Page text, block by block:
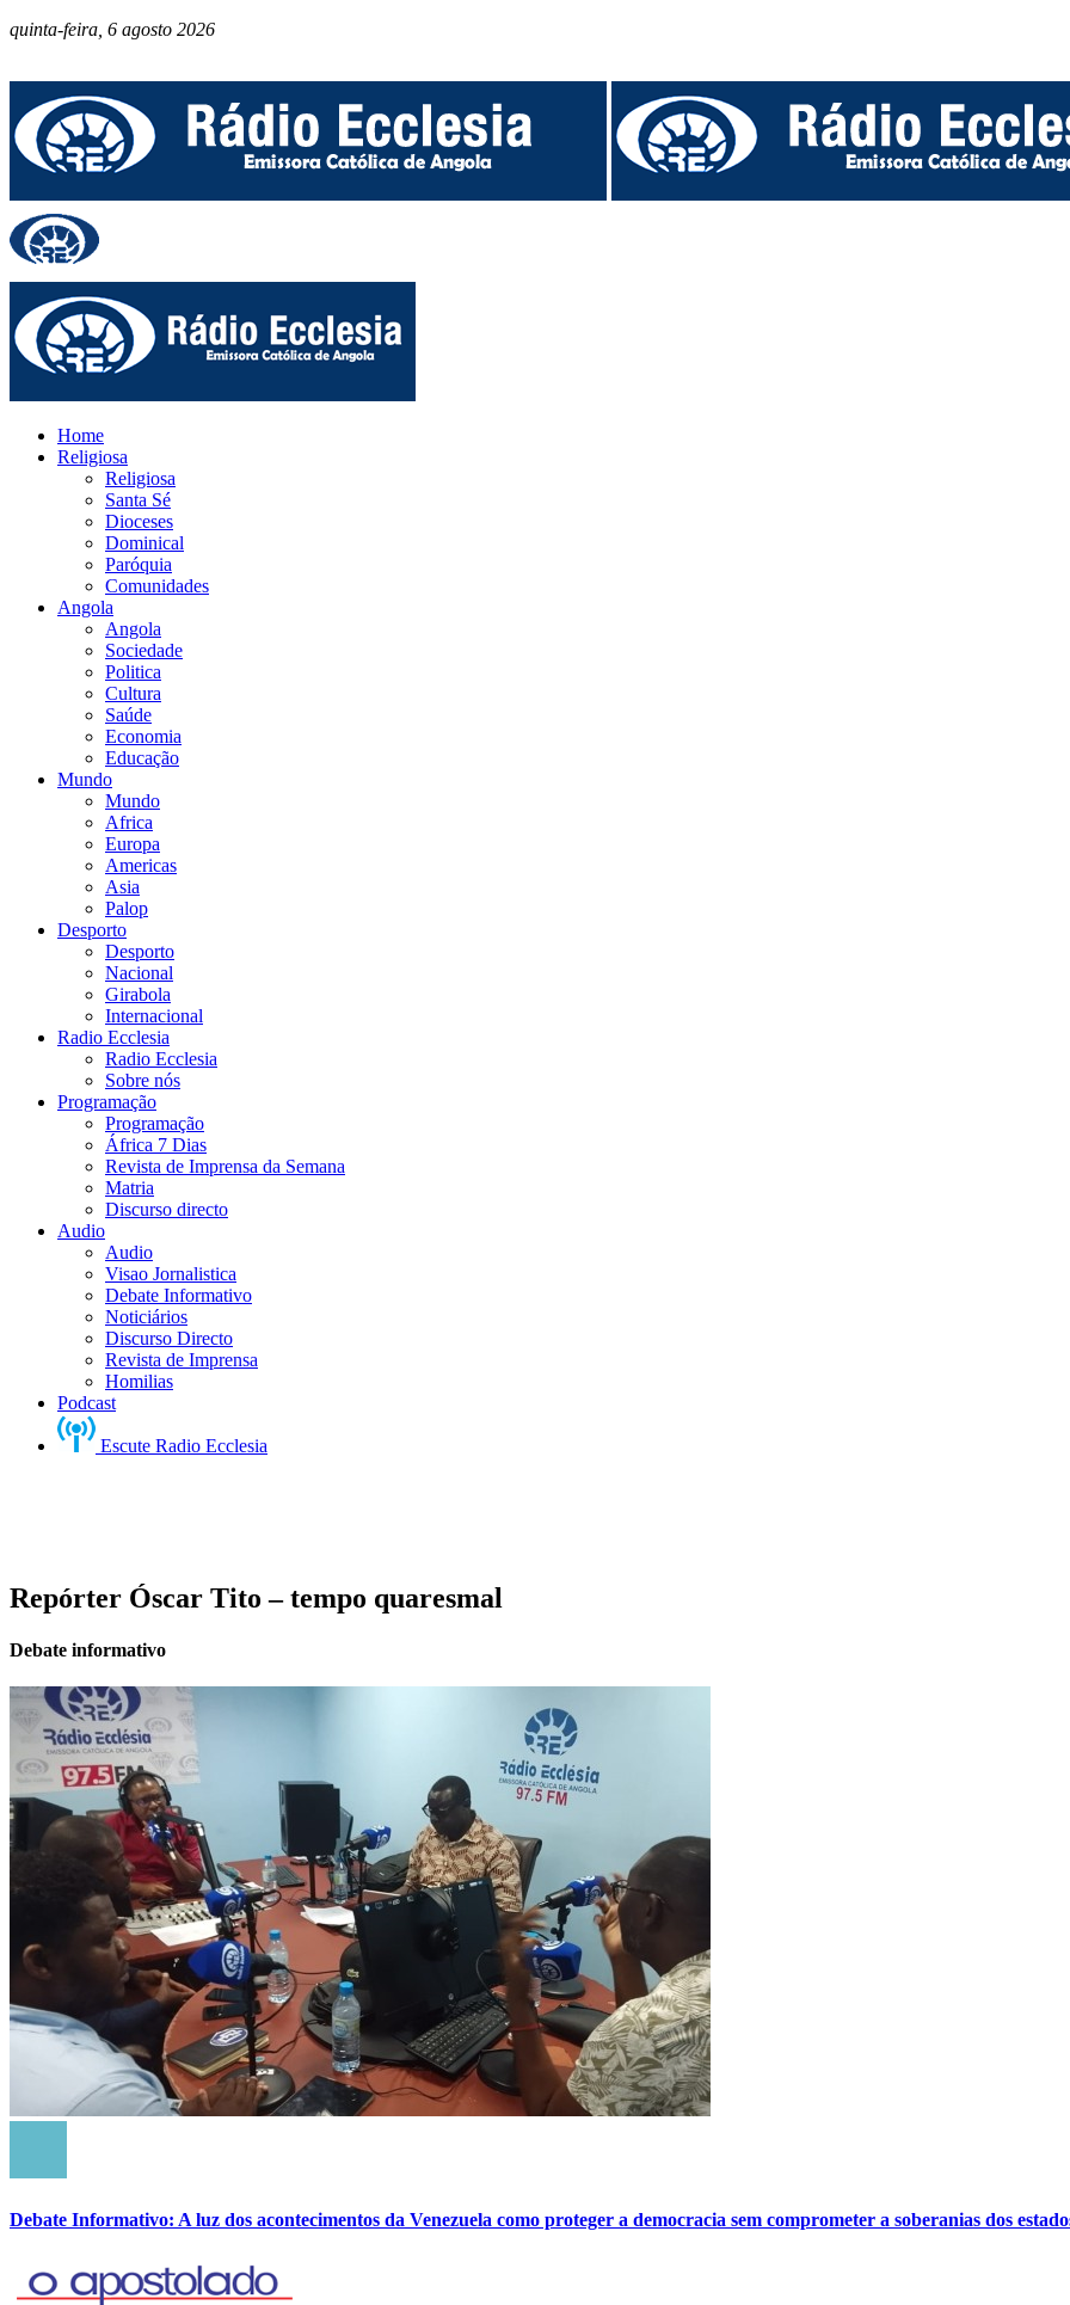
quinta-feira, 6 agosto 2026
Home
Religiosa
Religiosa
Santa Sé
Dioceses
Dominical
Paróquia
Comunidades
Angola
Angola
Sociedade
Politica
Cultura
Saúde
Economia
Educação
Mundo
Mundo
Africa
Europa
Americas
Asia
Palop
Desporto
Desporto
Nacional
Girabola
Internacional
Radio Ecclesia
Radio Ecclesia
Sobre nós
Programação
Programação
África 7 Dias
Revista de Imprensa da Semana
Matria
Discurso directo
Audio
Audio
Visao Jornalistica
Debate Informativo
Noticiários
Discurso Directo
Revista de Imprensa
Homilias
Podcast
Escute Radio Ecclesia
Repórter Óscar Tito – tempo quaresmal
Debate informativo
Debate Informativo: A luz dos acontecimentos da Venezuela como proteger a democracia sem comprometer a soberanias dos